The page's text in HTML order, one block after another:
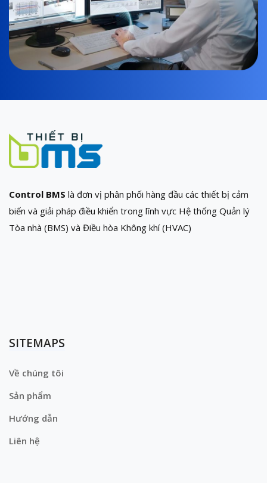
Control BMS là đơn vị phân phối hàng đầu các thiết bị cảm
biến và giải pháp điều khiển trong lĩnh vực Hệ thống Quản lý
Tòa nhà (BMS) và Điều hòa Không khí (HVAC)
SITEMAPS
Về chúng tôi
Sản phẩm
Hướng dẫn
Liên hệ